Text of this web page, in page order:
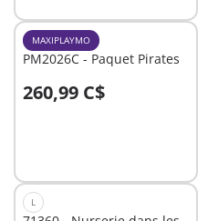
MAXIPLAYMO
PM2026C - Paquet Pirates
260,99 C$
Au panier
L